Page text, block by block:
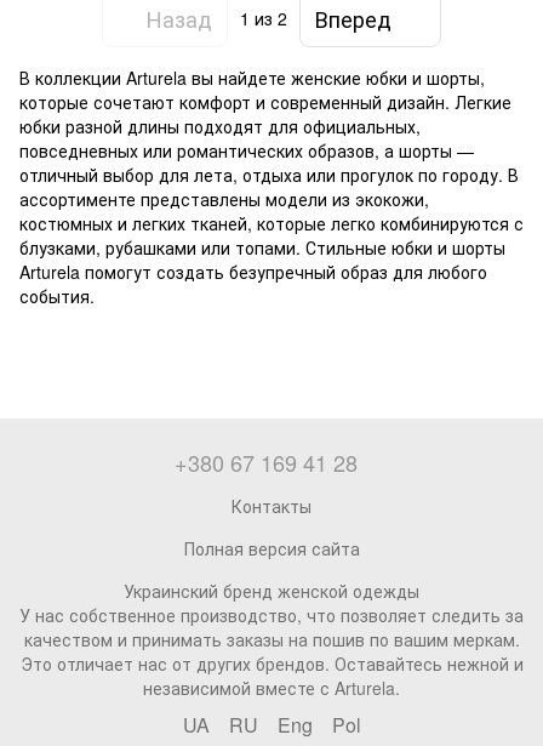
Назад 1 из 2 Вперед
В коллекции Arturela вы найдете женские юбки и шорты,
которые сочетают комфорт и современный дизайн. Легкие
юбки разной длины подходят для официальных,
повседневных или романтических образов, а шорты —
отличный выбор для лета, отдыха или прогулок по городу. В
ассортименте представлены модели из экокожи,
костюмных и легких тканей, которые легко комбинируются с
блузками, рубашками или топами. Стильные юбки и шорты
Arturela помогут создать безупречный образ для любого
события.
+380 67 169 41 28
Контакты
Полная версия сайта
Украинский бренд женской одежды
У нас собственное производство, что позволяет следить за
качеством и принимать заказы на пошив по вашим меркам.
Это отличает нас от других брендов. Оставайтесь нежной и
независимой вместе с Arturela.
UA RU Eng Pol